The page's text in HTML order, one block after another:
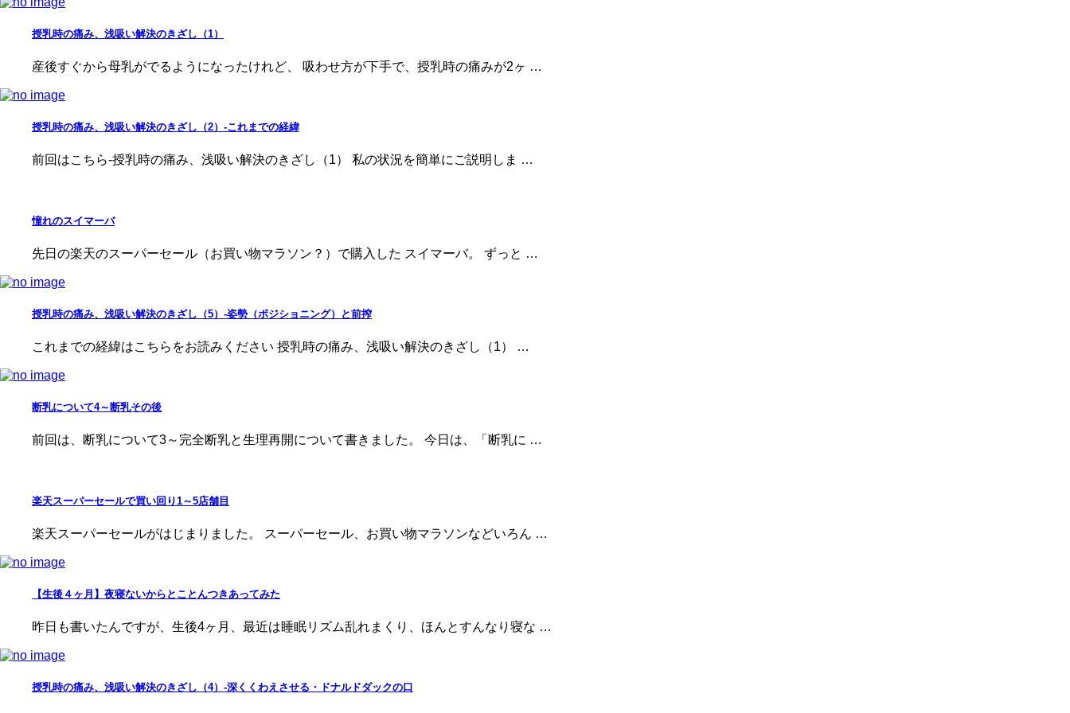
授乳時の痛み、浅吸い解決のきざし（1）
産後すぐから母乳がでるようになったけれど、 吸わせ方が下手で、授乳時の痛みが2ヶ …
授乳時の痛み、浅吸い解決のきざし（2）-これまでの経緯
前回はこちら-授乳時の痛み、浅吸い解決のきざし（1） 私の状況を簡単にご説明しま …
憧れのスイマーバ
先日の楽天のスーパーセール（お買い物マラソン？）で購入した スイマーバ。 ずっと …
授乳時の痛み、浅吸い解決のきざし（5）-姿勢（ポジショニング）と前搾
これまでの経緯はこちらをお読みください 授乳時の痛み、浅吸い解決のきざし（1） …
断乳について4～断乳その後
前回は、断乳について3～完全断乳と生理再開について書きました。 今日は、「断乳に …
楽天スーパーセールで買い回り1～5店舗目
楽天スーパーセールがはじまりました。 スーパーセール、お買い物マラソンなどいろん …
【生後４ヶ月】夜寝ないからとことんつきあってみた
昨日も書いたんですが、生後4ヶ月、最近は睡眠リズム乱れまくり、ほんとすんなり寝な …
授乳時の痛み、浅吸い解決のきざし（4）-深くくわえさせる・ドナルドダックの口